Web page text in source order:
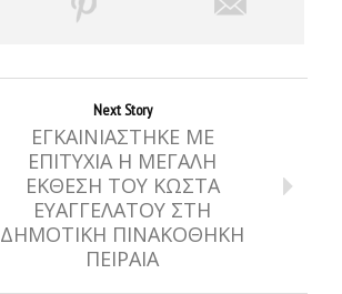
Next Story
ΕΓΚΑΙΝΙΑΣΤΗΚΕ ΜΕ
ΕΠΙΤΥΧΙΑ Η ΜΕΓΑΛΗ
ΕΚΘΕΣΗ ΤΟΥ ΚΩΣΤΑ
ΕΥΑΓΓΕΛΑΤΟΥ ΣΤΗ
ΔΗΜΟΤΙΚΗ ΠΙΝΑΚΟΘΗΚΗ
ΠΕΙΡΑΙΑ